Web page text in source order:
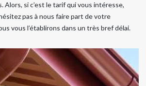
Alors, si c’est le tarif qui vous intéresse,
pas à nous faire part de votre
vous l’établirons dans un très bref délai.